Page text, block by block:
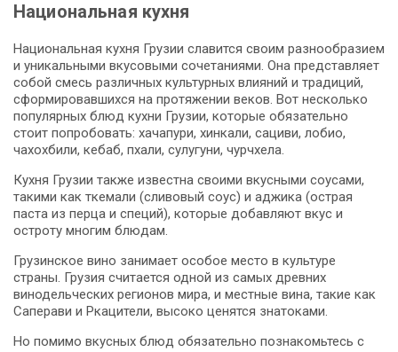
Национальная кухня
Национальная кухня Грузии славится своим разнообразием
и уникальными вкусовыми сочетаниями. Она представляет
собой смесь различных культурных влияний и традиций,
сформировавшихся на протяжении веков. Вот несколько
популярных блюд кухни Грузии, которые обязательно
стоит попробовать: хачапури, хинкали, сациви, лобио,
чахохбили, кебаб, пхали, сулугуни, чурчхела.
Кухня Грузии также известна своими вкусными соусами,
такими как ткемали (сливовый соус) и аджика (острая
паста из перца и специй), которые добавляют вкус и
остроту многим блюдам.
Грузинское вино занимает особое место в культуре
страны. Грузия считается одной из самых древних
винодельческих регионов мира, и местные вина, такие как
Саперави и Ркацители, высоко ценятся знатоками.
Но помимо вкусных блюд обязательно познакомьтесь с